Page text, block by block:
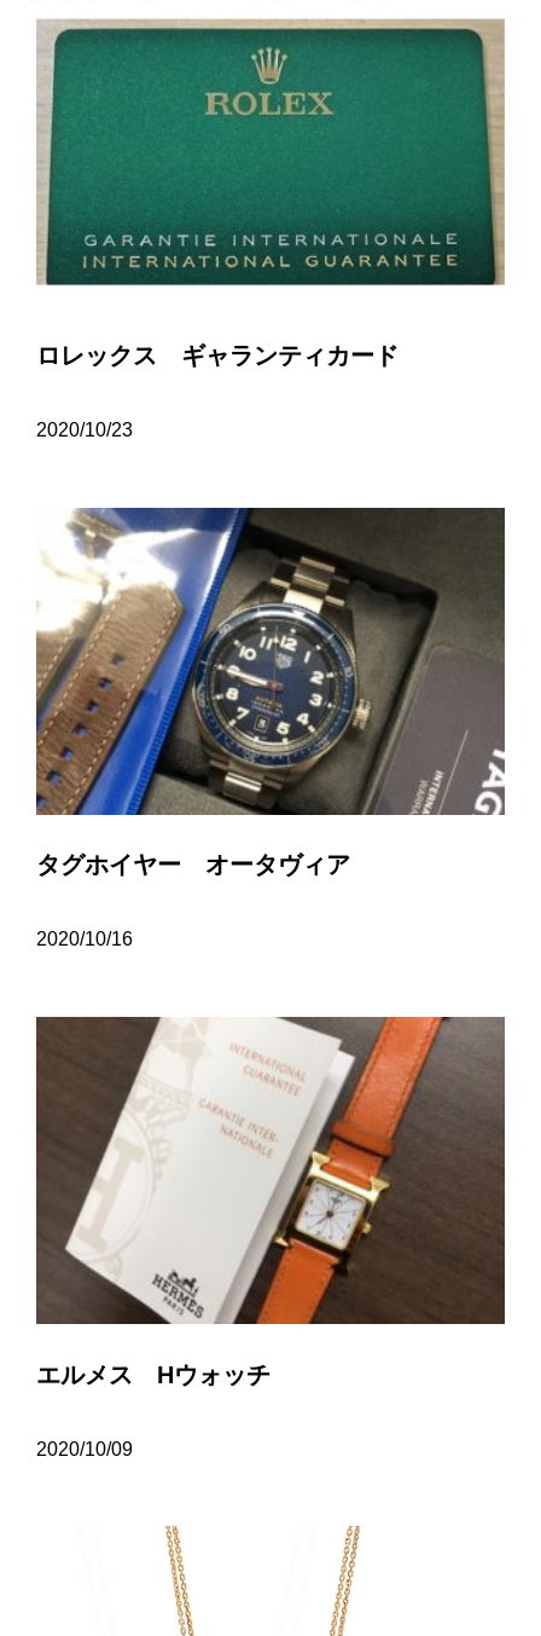
ロレックス ギャランティカード
2020/10/23
タグホイヤー オータヴィア
2020/10/16
エルメス Hウォッチ
2020/10/09